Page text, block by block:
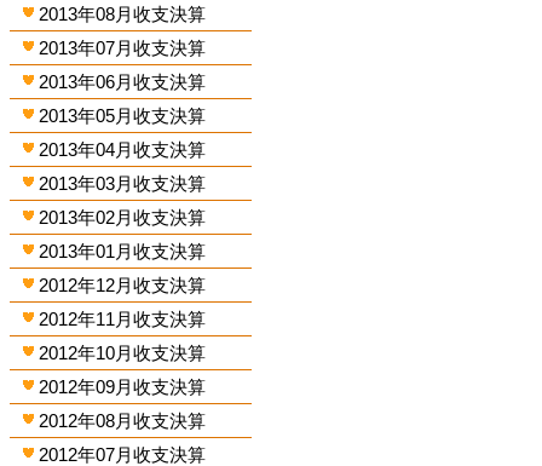
2013年08月收支決算
2013年07月收支決算
2013年06月收支決算
2013年05月收支決算
2013年04月收支決算
2013年03月收支決算
2013年02月收支決算
2013年01月收支決算
2012年12月收支決算
2012年11月收支決算
2012年10月收支決算
2012年09月收支決算
2012年08月收支決算
2012年07月收支決算